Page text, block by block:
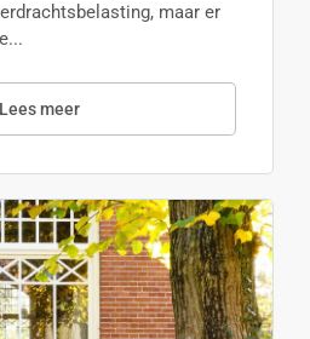
maar er
Lees meer